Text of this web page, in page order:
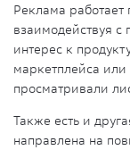
Реклама работает
взаимодействуя с
интерес к
маркетплейса
просматривали
Также есть и
направлена на